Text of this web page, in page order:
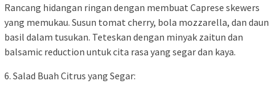
Rancang hidangan ringan dengan membuat Caprese skewers
yang memukau. Susun tomat cherry, bola mozzarella, dan daun
basil dalam tusukan. Teteskan dengan minyak zaitun dan
balsamic reduction untuk cita rasa yang segar dan kaya.
6. Salad Buah Citrus yang Segar: